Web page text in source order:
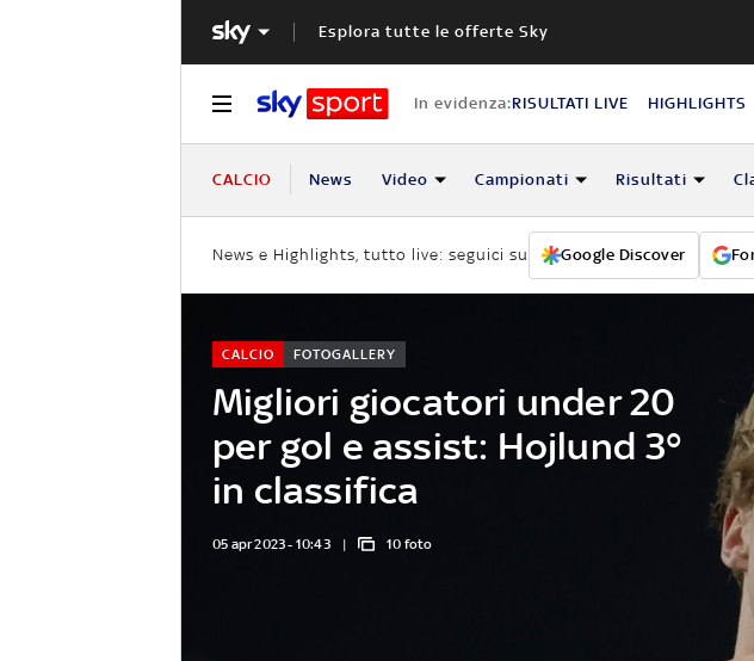
Esplora tutte le offerte Sky
In evidenza:RISULTATI LIVE HIGHLIGHTS
CALCIO News Video Campionati Risultati
News e Highlights, tutto live: seguici su Google Discover
Migliori giocatori under 20
per gol e assist: Hojlund 3°
in classifica
CALCIO FOTOGALLERY
05 apr 2023 - 10:43 10 foto